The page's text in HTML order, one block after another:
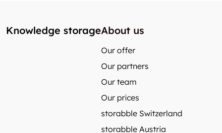
Knowledge storageAbout us
Our offer
Our partners
Our team
Our prices
storabble Switzerland
storabble Austria